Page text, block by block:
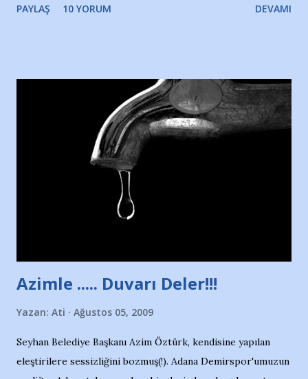
Yazımı, ağlayarak bitirebildim ancak…Kendisinin web
Nesrin’in Hikayesi’ne başlıyorum… 1964 Adana Yüzme
havuzunun kenarında 7 yaşında kara kuru bir kız çocuğu
duruyor. Havuzun içinde Adana Demirspor Kulübü
yüzücüleri. Erkekler çoğunlukta. Küçük kız etrafına bakıyor.
Sadece 4 kız çocuğu var. Nesrin, Adana Demirspor’un 4
kızından biri oluyor o gün…Giriyor havuza. 1973 – 1975
Adana Nesrin, 16 yaşında. Yüzüyor. 7 yaşında girdiği
Türkiye 3.lüğü var. 17 yaşında mar...
PAYLAŞ 10 YORUM DEVAMI
Azimle ..... Duvarı Deler!!!
Yazan: Ati Ağustos 05, 2009
Seyhan Belediye Başkanı Azim Öztürk, kendisine yapılan
eleştirilere sessizliğini bozmuş(!). Adana Demirspor'umuzun